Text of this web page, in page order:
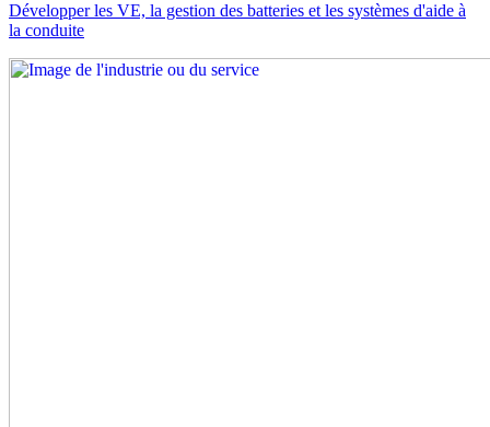
Développer les VE, la gestion des batteries et les systèmes d'aide à
la conduite